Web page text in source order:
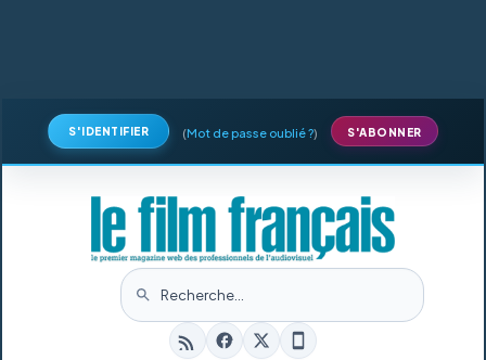
S'IDENTIFIER (Mot de passe oublié ?) S'ABONNER